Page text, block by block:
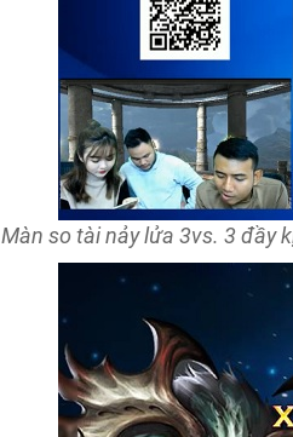
Màn so tài nảy lửa 3vs. 3 đầy